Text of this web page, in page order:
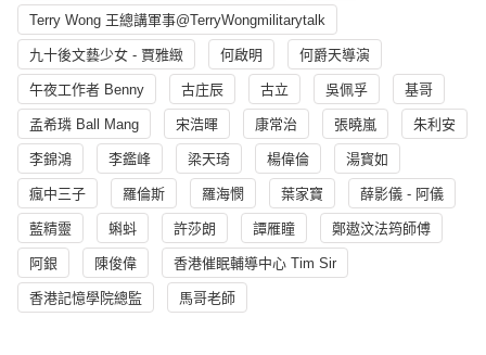
Terry Wong 王總講軍事@TerryWongmilitarytalk
九十後文藝少女 - 賈雅緻 何啟明 何爵天導演
午夜工作者 Benny 古庄辰 古立 吳佩孚 基哥
孟希璘 Ball Mang 宋浩暉 康常治 張曉嵐 朱利安
李錦鴻 李鑑峰 梁天琦 楊偉倫 湯寳如
瘋中三子 羅倫斯 羅海憫 葉家寶 薛影儀 - 阿儀
藍精靈 蝌蚪 許莎朗 譚雁瞳 鄭遨汶法筠師傅
阿銀 陳俊偉 香港催眠輔導中心 Tim Sir
香港記憶學院總監 馬哥老師